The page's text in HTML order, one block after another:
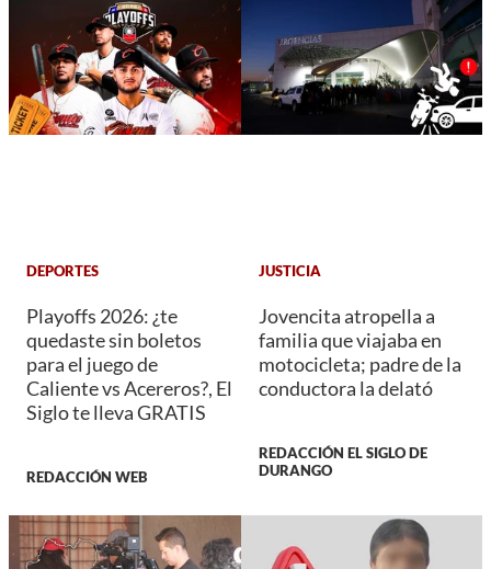
DEPORTES
Playoffs 2026: ¿te
quedaste sin boletos
para el juego de
Caliente vs Acereros?, El
Siglo te lleva GRATIS
REDACCIÓN WEB
JUSTICIA
Jovencita atropella a
familia que viajaba en
motocicleta; padre de la
conductora la delató
REDACCIÓN EL SIGLO DE
DURANGO